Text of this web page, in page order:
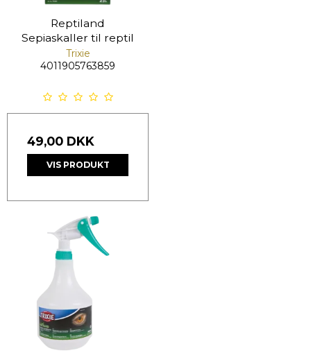
Reptiland
Sepiaskaller til reptil
Trixie
4011905763859
49,00 DKK
VIS PRODUKT